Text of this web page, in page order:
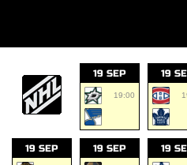
19 SEP
19:00
19
19 SEP 19 SEP 19